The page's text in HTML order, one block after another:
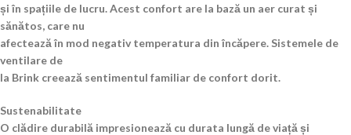
și în spațiile de lucru. Acest confort are la bază un aer curat și
sănătos, care nu
afectează în mod negativ temperatura din încăpere. Sistemele de
ventilare de
la Brink creează sentimentul familiar de confort dorit.
Sustenabilitate
O clădire durabilă impresionează cu durata lungă de viață și